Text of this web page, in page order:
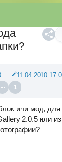
1
11.04.2010
или мод, для
2.0.5 или